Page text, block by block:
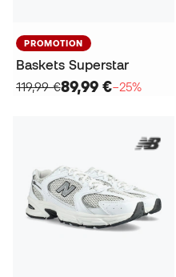
PROMOTION
Baskets Superstar
119,99 €89,99 €−25%